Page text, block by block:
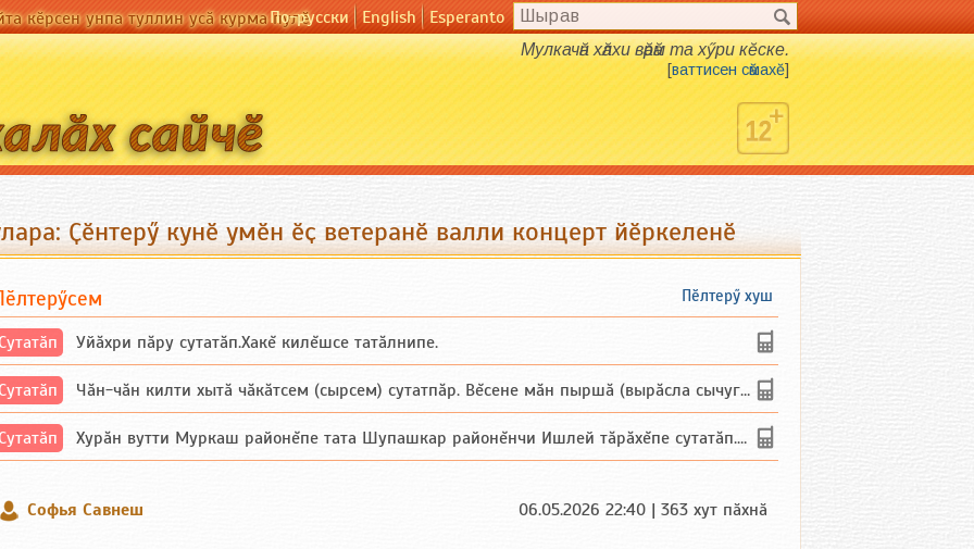
кӗрсен унпа туллин усӑ курма пулӗПо-русски English Esperanto
Мулкачӑн хӑлхи вӑрӑм та хӳри кӗске.
[ваттисен сӑмахӗ]
Ҫӗнтерӳ кунӗ умӗн ӗҫ ветеранӗ валли концерт йӗркеленӗ
Пӗлтерӳ хуш
Уйăхри пăру сутатăп.Хакĕ килĕшсе татăлнипе.
Чăн-чăн килти хытă чăкăтсем (сырсем) сутатпăр. Вĕсене мăн пыршă (вырăсла сычуг) ...
Хурăн вутти Муркаш районĕпе тата Шупашкар районĕнчи Ишлей тăрăхĕпе сутатăп. Ха...
Софья Савнеш 06.05.2026 22:40 | 363 хут пӑхнӑ